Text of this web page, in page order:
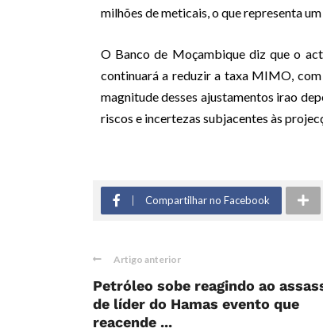
milhões de meticais, o que representa
O Banco de Moçambique diz que o
continuará a reduzir a taxa MIMO,
magnitude desses ajustamentos irao
riscos e incertezas subjacentes às
Compartilhar no Facebook
Artigo anterior
Petróleo sobe reagindo ao
de líder do Hamas evento que
reacende ...